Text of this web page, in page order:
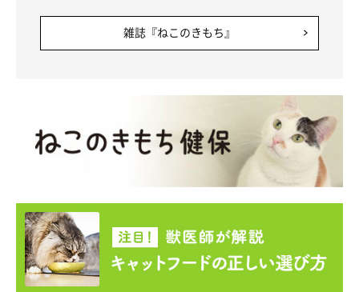
雑誌『ねこのきもち』